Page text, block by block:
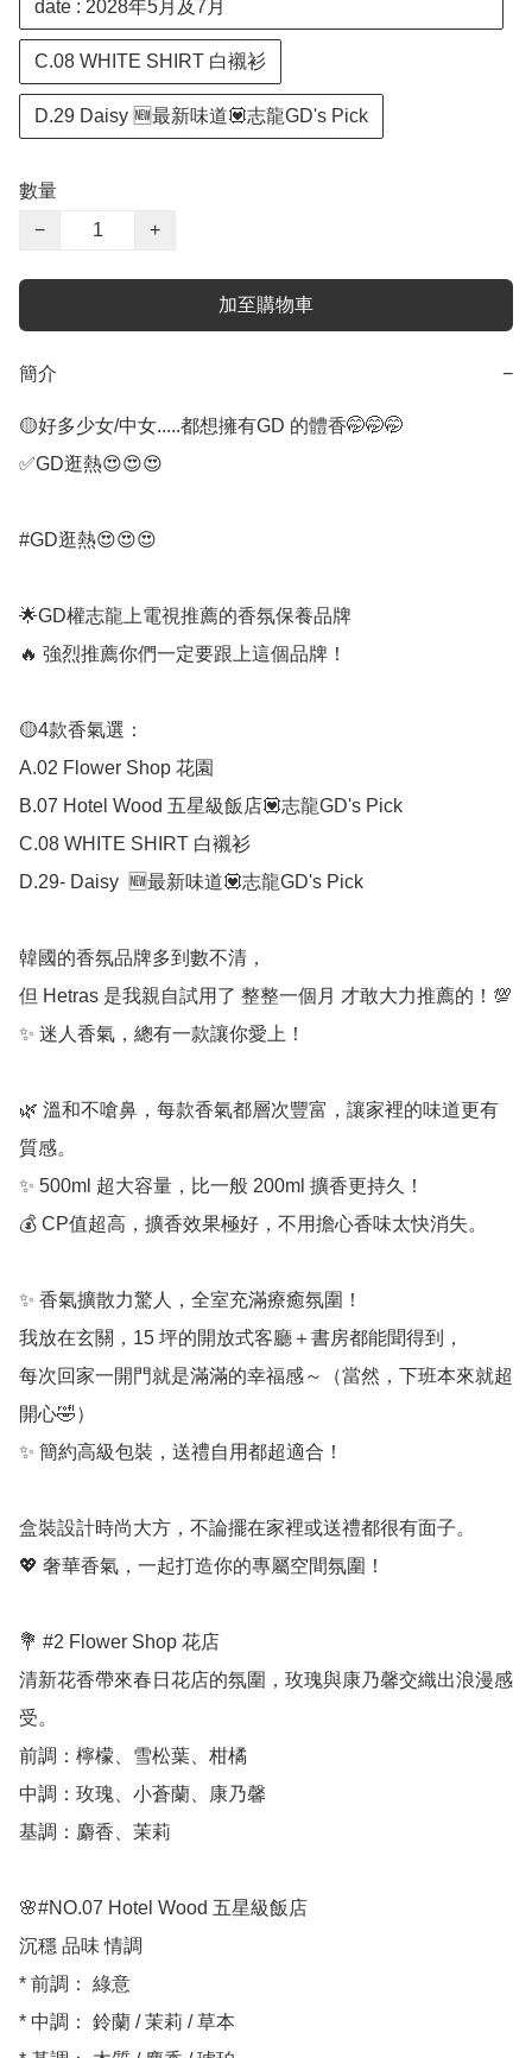
date : 2028年5月及7月
C.08 WHITE SHIRT 白襯衫
D.29 Daisy 🆕最新味道💟志龍GD's Pick
數量
−
+
加至購物車
簡介 −
🟡好多少女/中女.....都想擁有GD 的體香🤭🤭🤭
✅GD逛熱😍😍😍
#GD逛熱😍😍😍
🌟GD權志龍上電視推薦的香氛保養品牌
🔥 強烈推薦你們一定要跟上這個品牌！
🟡4款香氣選：
A.02 Flower Shop 花園
B.07 Hotel Wood 五星級飯店💟志龍GD's Pick
C.08 WHITE SHIRT 白襯衫
D.29- Daisy  🆕最新味道💟志龍GD's Pick
韓國的香氛品牌多到數不清，
但 Hetras 是我親自試用了 整整一個月 才敢大力推薦的！💯
✨ 迷人香氣，總有一款讓你愛上！
🌿 溫和不嗆鼻，每款香氣都層次豐富，讓家裡的味道更有
質感。
✨ 500ml 超大容量，比一般 200ml 擴香更持久！
💰 CP值超高，擴香效果極好，不用擔心香味太快消失。
✨ 香氣擴散力驚人，全室充滿療癒氛圍！
我放在玄關，15 坪的開放式客廳＋書房都能聞得到，
每次回家一開門就是滿滿的幸福感～（當然，下班本來就超
開心🤣）
✨ 簡約高級包裝，送禮自用都超適合！
盒裝設計時尚大方，不論擺在家裡或送禮都很有面子。
💖 奢華香氣，一起打造你的專屬空間氛圍！
💐 #2 Flower Shop 花店
清新花香帶來春日花店的氛圍，玫瑰與康乃馨交織出浪漫感
受。
前調：檸檬、雪松葉、柑橘
中調：玫瑰、小蒼蘭、康乃馨
基調：麝香、茉莉
🌸#NO.07 Hotel Wood 五星級飯店
沉穩 品味 情調
* 前調： 綠意
* 中調： 鈴蘭 / 茉莉 / 草本